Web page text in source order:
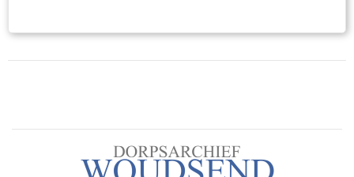
dorpsbewoners dan hun echte naam. Buiten
Woudsend waren de dorpsfiguren veelal
met als bijnaam Sibbele mot.